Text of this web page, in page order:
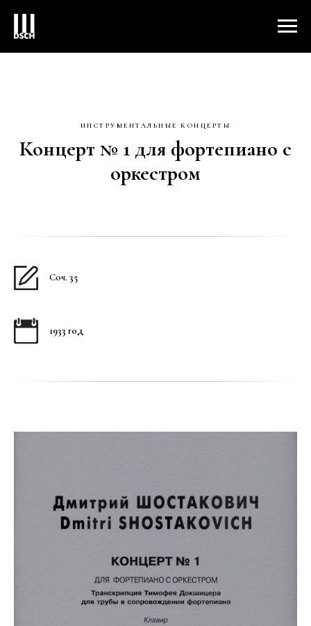
ИНСТРУМЕНТАЛЬНЫЕ КОНЦЕРТЫ
Концерт № 1 для фортепиано с
оркестром
Соч. 35
1933 год